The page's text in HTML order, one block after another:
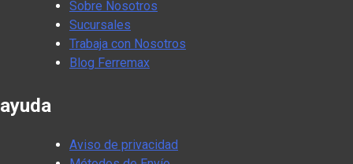
Sobre Nosotros
Sucursales
Trabaja con Nosotros
Blog Ferremax
ayuda
Aviso de privacidad